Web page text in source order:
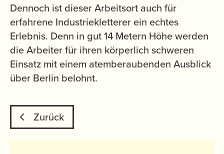
Dennoch ist dieser Arbeitsort auch für
erfahrene Industriekletterer ein echtes
Erlebnis. Denn in gut 14 Metern Höhe werden
die Arbeiter für ihren körperlich schweren
Einsatz mit einem atemberaubenden Ausblick
über Berlin belohnt.
Zurück